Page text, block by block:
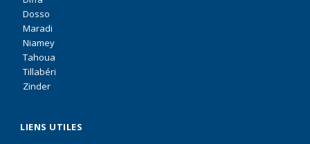
Dosso
Maradi
Niamey
Tahoua
Tillabéri
Zinder
LIENS UTILES